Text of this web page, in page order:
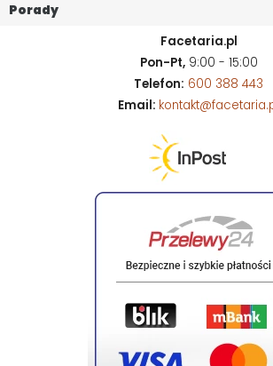
Porady
Facetaria.pl
Pon-Pt,9:00 - 15:00
Telefon: 600 388 443
Email: